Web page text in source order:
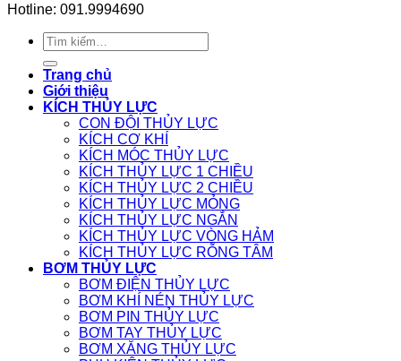
Hotline: 091.9994690
Tìm
kiếm:
Trang chủ
Giới thiệu
KÍCH THỦY LỰC
CON ĐỘI THỦY LỰC
KÍCH CƠ KHÍ
KÍCH MÓC THỦY LỰC
KÍCH THỦY LỰC 1 CHIỀU
KÍCH THỦY LỰC 2 CHIỀU
KÍCH THỦY LỰC MỎNG
KÍCH THỦY LỰC NGẮN
KÍCH THỦY LỰC VÒNG HẢM
KÍCH THỦY LỰC RỖNG TÂM
BƠM THỦY LỰC
BƠM ĐIỆN THỦY LỰC
BƠM KHÍ NÉN THỦY LỰC
BƠM PIN THỦY LỰC
BƠM TAY THỦY LỰC
BƠM XĂNG THỦY LỰC